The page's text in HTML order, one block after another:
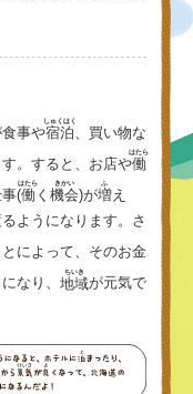
事や宿泊
しゅくはく
、買い物な
。すると、お店や働
はたら
(働
はたら
く 機会
きかい
)が増
ふ
え
ようになります。さ
によって、そのお金
なり、 地域
ちいき
が元気で